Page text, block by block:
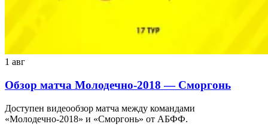
1 авг
Обзор матча Молодечно-2018 — Сморгонь
Доступен видеообзор матча между командами
«Молодечно-2018» и «Сморгонь» от АБФФ.